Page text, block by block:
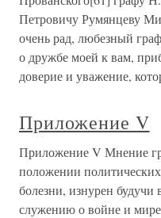
Петровичу Румянцеву
очень рад, любезный
о дружбе моей к вам,
доверие и уважение,
Приложение V
Приложение V Мнение
положении
болезни, изнурен будучи
служению о войне и